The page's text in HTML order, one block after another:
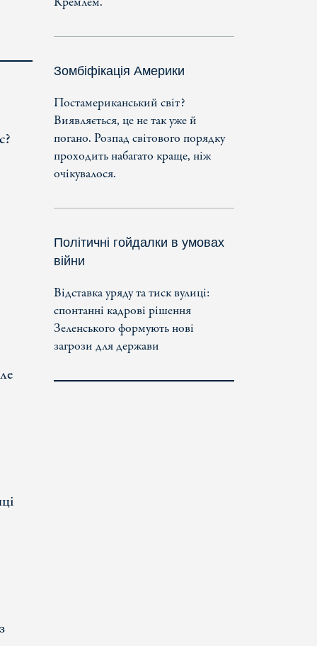
Зомбіфікація Америки
Постамериканський світ?
Виявляється, це не так уже й
погано. Розпад світового порядку
проходить набагато краще, ніж
очікувалося.
Політичні гойдалки в умовах
війни
Відставка уряду та тиск вулиці:
спонтанні кадрові рішення
Зеленського формують нові
загрози для держави